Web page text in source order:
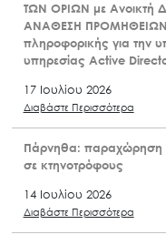
ΤΩΝ ΟΡΙΩΝ με Ανοικτή
ΑΝΑΘΕΣΗ ΠΡΟΜΗΘΕΙΩΝ
πληροφορικής για την
υπηρεσίας Active
17 Ιουλίου 2026
Διαβάστε Περισσότερα
Πάρνηθα: παραχώρηση
σε κτηνοτρόφους
14 Ιουλίου 2026
Διαβάστε Περισσότερα